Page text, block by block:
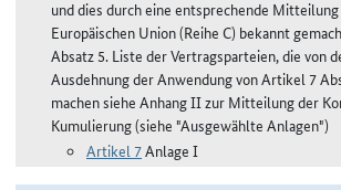
und dies durch eine entsprechende
Europäischen Union (Reihe C) bekannt
Absatz 5. Liste der Vertragsparteien, die von
Ausdehnung der Anwendung von Artikel 7
machen siehe Anhang II zur Mitteilung der
Kumulierung (siehe "Ausgewählte Anlagen")
Artikel 7Anlage I